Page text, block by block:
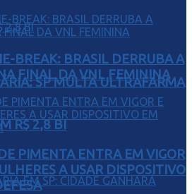
SP MULTA ULTRAFARMA
R$ 2,8 BI
BREAK: BRASIL DERRUBA A
FINAL DA VNL FEMININA
PIMENTA ENTRA EM VIGOR
A USAR DISPOSITIVO